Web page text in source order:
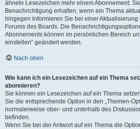
ähneln Lesezeichen mehr einem Abonnement:
Benachrichtigung erhalten, wenn ein Thema
hingegen informieren Sie bei einer
Forums des Boards. Die
Abonnements können im persönlichen Bereich
einstellen“ geändert werden.
Nach oben
Wie kann ich ein Lesezeichen auf ein Thema
abonnieren?
Sie können ein Lesezeichen auf ein Thema
Sie die entsprechende Option in den „Themen-
normalerweise ober- und unterhalb des
befinden.
Wenn Sie bei der Antwort auf ein Thema die